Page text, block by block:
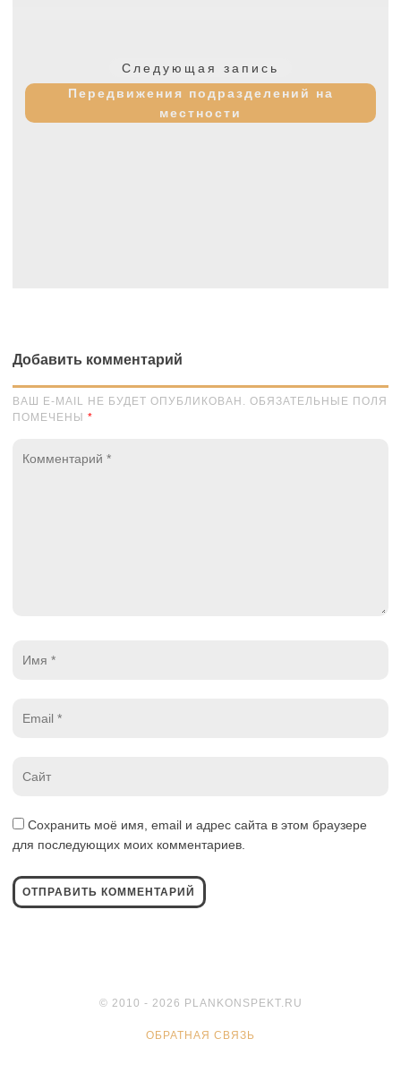
Следующая запись
запись:
Передвижения подразделений на
местности
Добавить комментарий
ВАШ E-MAIL НЕ БУДЕТ ОПУБЛИКОВАН. ОБЯЗАТЕЛЬНЫЕ ПОЛЯ
ПОМЕЧЕНЫ *
Сохранить моё имя, email и адрес сайта в этом браузере
для последующих моих комментариев.
© 2010 - 2026 PLANKONSPEKT.RU
ОБРАТНАЯ СВЯЗЬ